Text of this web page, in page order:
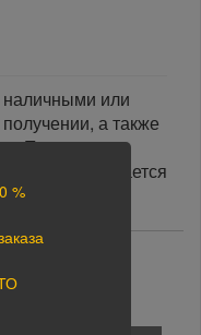
наличными или
а также
При оплате
считается
%